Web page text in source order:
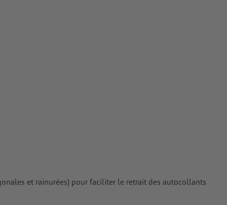
et rainurées) pour faciliter le retrait des autocollants